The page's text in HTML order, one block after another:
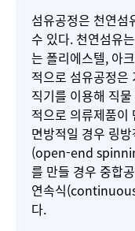
섬유공정은 천연섬
수 있다. 천연섬유
는 폴리에스텔, 아
적으로 섬유공정은
직기를 이용해 직
적으로 의류제품이
면방적일 경우 링
(open-end
를 만들 경우 중합
연속식
다.